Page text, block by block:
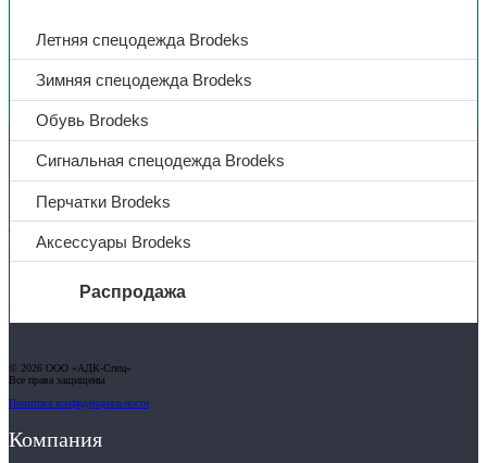
Летняя спецодежда Brodeks
Зимняя спецодежда Brodeks
Обувь Brodeks
Сигнальная спецодежда Brodeks
Перчатки Brodeks
Аксессуары Brodeks
Распродажа
Услуги
Доставка
Полезная информация
Маркировка противогазов
Вы недавно смотрели
Контакты
+7 (831) 214-01-31
+7 (831) 214-01-51
101@adk52.ru
© 2026 ООО «АДК-Спец»
Все права защищены
Политика конфиденциальности
Компания